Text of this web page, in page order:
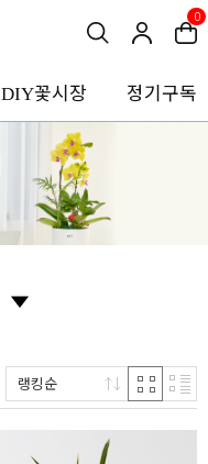
0
DIY꽃시장 정기구독
랭킹순